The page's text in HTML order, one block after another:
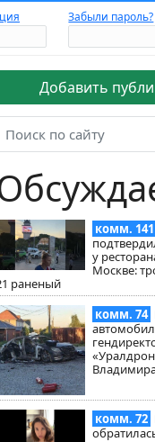
Забыли пароль?
Добавить
комм. 141
у
Москве:
раненый
комм. 74
комм. 72